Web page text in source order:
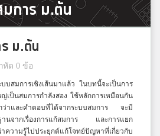
การ ม.ต้น
ม.ต้น
หัด 0 ข้อ
บบสมการเชิงเส้นมาแล้ว ในบทนี้จะเป็นการ
เป็นสมการกำลังสอง ใช้หลักการเหมือนกัน
ว่าและคำตอบที่ได้จากระบบสมการ จะมี
จากเรื่องการแก้สมการ และการแยก
ความรู้ไปประยุกต์แก้โจทย์ปัญหาที่เกี่ยวกับ